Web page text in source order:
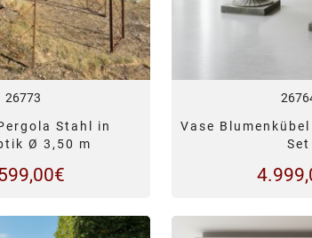
26773
Stahl in
Ø 3,50 m
€
Vase
Set